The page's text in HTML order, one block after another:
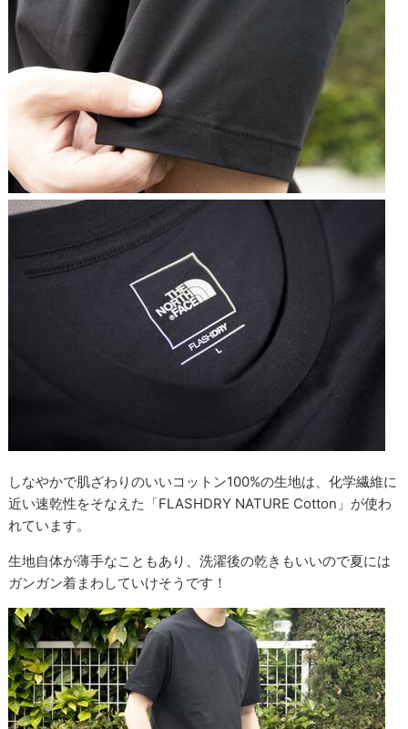
しなやかで肌ざわりのいいコットン100%の生地は、化学繊維に
近い速乾性をそなえた「FLASHDRY NATURE Cotton」が使わ
れています。
生地自体が薄手なこともあり、洗濯後の乾きもいいので夏には
ガンガン着まわしていけそうです！